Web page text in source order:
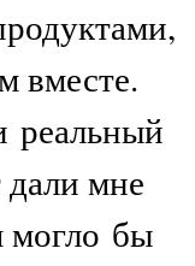
вместе.
реальный
мне
могло бы